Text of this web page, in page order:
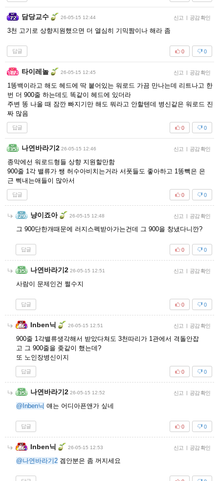
담당교수 26-05-15 12:44 신고 | 공감 확인
3천 고기로 상향지원했으면 더 열심히 기믹짬이나 해라 좀
답글 0
0
타이레놀 26-05-15 12:45 신고 | 공감 확인
1똥백이라고 해도 헤드에 딱 붙어있는 워로드 가끔 만나는데 리트나고 한
번 더 900줄 하는데도 똑같이 헤드에 있더라
주변 똥 나올 때 잠깐 빠지기만 해도 뭐라고 안할텐데 병신같은 워로드 진
짜 많음
답글 0
0
나연바라기2 26-05-15 12:46 신고 | 공감 확인
종막에선 워로드형들 상향 지원할만함
900줄 1각 밸류가 쌩 허수아비치는거라 서폿들도 좋아하고 1똥빽은 은
근 삑내는애들이 많아서
답글 0
0
냥이죠아 26-05-15 12:48 신고 | 공감 확인
그 900단한개때문에 러지스펙받아가는건데 그 900을 창냈다니깐?
답글 0
0
나연바라기2 26-05-15 12:51 신고 | 공감 확인
사람이 문제인건 쩔수지
답글 0
0
Inben닉 26-05-15 12:51 신고 | 공감 확인
900줄 1각밸류생각해서 받았다쳐도 3천따리가 1관에서 격돌안잡
고 그 900줄을 좆같이 했는데?
또 노인장병신이지
답글 0
0
나연바라기2 26-05-15 12:52 신고 | 공감 확인
@Inben닉 얘는 어디아픈앤가 싶네
답글 0
0
Inben닉 26-05-15 12:53 신고 | 공감 확인
@나연바라기2 겜안분은 좀 꺼지세요